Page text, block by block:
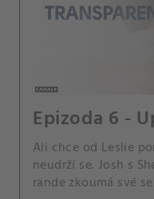
Epizoda 6 -
Ali chce od Leslie
neudrží se. Josh s
rande zkoumá své